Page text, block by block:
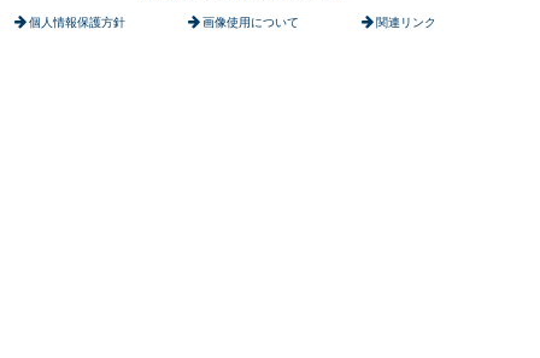
個人情報保護方針
画像使用について 関連リンク